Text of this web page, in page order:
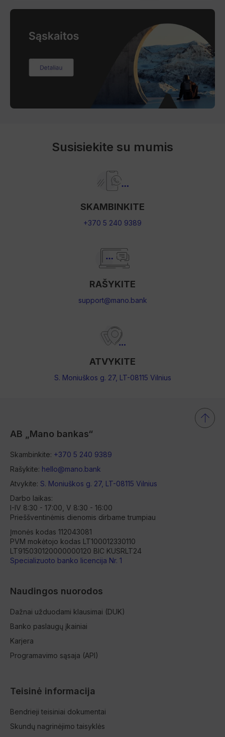
Susisiekite su mumis
SKAMBINKITE
+370 5 240 9389
RAŠYKITE
support@mano.bank
ATVYKITE
S. Moniuškos g. 27, LT-08115 Vilnius
AB „Mano bankas“
Skambinkite: +370 5 240 9389
Rašykite: hello@mano.bank
Atvykite: S. Moniuškos g. 27, LT-08115 Vilnius
Darbo laikas:
I-IV 8:30 - 17:00, V 8:30 - 16:00
Prieššventinėmis dienomis dirbame trumpiau
Įmonės kodas 112043081
PVM mokėtojo kodas LT100012330110
LT915030120000000120 BIC KUSRLT24
Specializuoto banko licencija Nr. 1
Naudingos nuorodos
Dažnai užduodami klausimai (DUK)
Banko paslaugų įkainiai
Karjera
Programavimo sąsaja (API)
Teisinė informacija
Bendrieji teisiniai dokumentai
Skundų nagrinėjimo taisyklės